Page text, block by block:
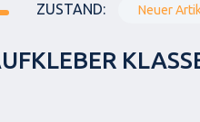
ZUSTAND: Neuer